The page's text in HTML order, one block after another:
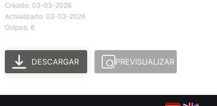
Creado: 03-03-2026
Actualizado: 03-03-2026
Golpes: 6
DESCARGAR PREVISUALIZAR